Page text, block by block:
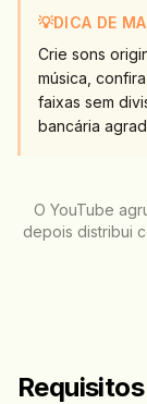
💡DICA DE
Crie sons
música,
faixas sem
bancária
O YouTube
depois distribui